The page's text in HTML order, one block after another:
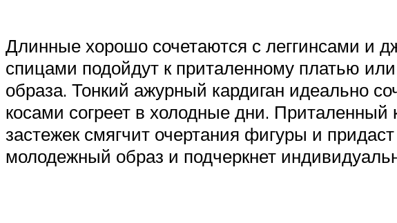
Длинные хорошо сочетаются с леггинсами и
спицами подойдут к приталенному платью
образа. Тонкий ажурный кардиган идеально
косами согреет в холодные дни.
застежек смягчит очертания фигуры и
молодежный образ и подчеркнет